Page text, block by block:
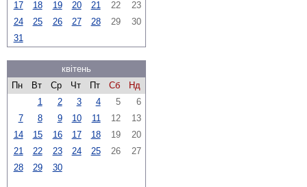
17
18 19 20 21 22
23
24
25 26 27 28 29
30
31
квітень
Пн
Вт Ср Чт Пт Сб
Нд
1
2 3 4 5
6
7
8 9 10 11 12
13
14
15 16 17 18 19
20
21
22 23 24 25 26
27
28
29 30